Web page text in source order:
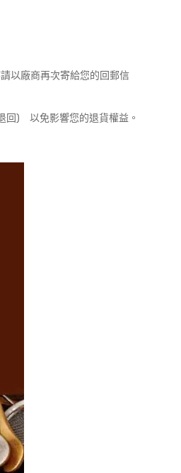
以廠商再次寄給您的回郵信
回) 以免影響您的退貨權益。